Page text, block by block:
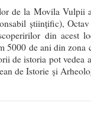
de la Movila Vulpii
științific),
din acest
5000 de ani din
de istoria pot vedea
de Istorie și